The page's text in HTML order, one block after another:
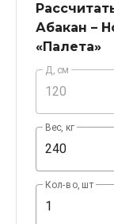
Абакан –
«Палета»
Д, см
Вес, кг
Кол-во, шт